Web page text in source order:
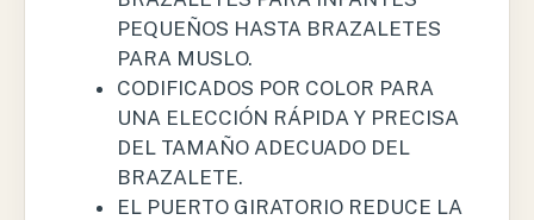
PEQUEÑOS HASTA BRAZALETES
PARA MUSLO.
CODIFICADOS POR COLOR PARA
UNA ELECCIÓN RÁPIDA Y PRECISA
DEL TAMAÑO ADECUADO DEL
BRAZALETE.
EL PUERTO GIRATORIO REDUCE LA